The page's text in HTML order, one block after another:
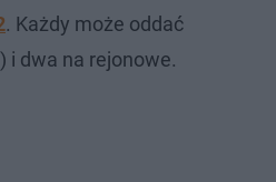
. Każdy może oddać
i dwa na rejonowe.